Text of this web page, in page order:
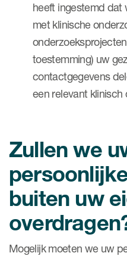
heeft ingestemd dat
met klinische
toestemming) uw
contactgegevens
een relevant
Zullen we
buiten uw
Mogelijk moeten we uw